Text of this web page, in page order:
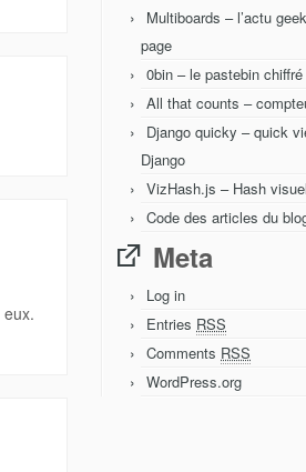
Multiboards – l’actu
page
0bin – le pastebin chiffré
All that counts –
Django quicky – quick
Django
VizHash.js – Hash
Code des articles du
Meta
Log in
Entries RSS
Comments RSS
WordPress.org